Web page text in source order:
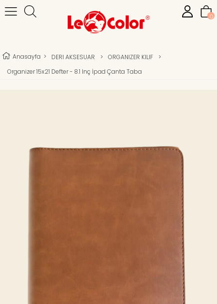
0
Anasayfa > DERI AKSESUAR > ORGANIZER KILIF
>
Organizer 15x21 Defter - 8.1 Inç İpad Çanta Taba